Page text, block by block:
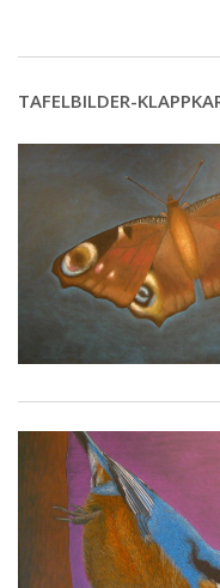
TAFELBILDER-